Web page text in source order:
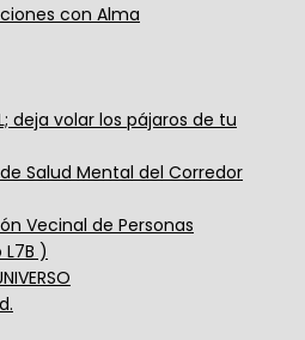
con Alma
deja volar los pájaros de tu
Salud Mental del Corredor
Vecinal de Personas
)